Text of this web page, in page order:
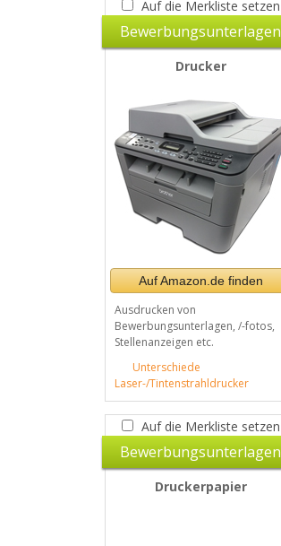
Auf die Merkliste setzen
Bewerbungsunterlagen
Drucker
Auf Amazon.de finden
Ausdrucken von
Bewerbungsunterlagen, /-fotos,
Stellenanzeigen etc.
Unterschiede
Laser-/Tintenstrahldrucker
Auf die Merkliste setzen
Bewerbungsunterlagen
Druckerpapier